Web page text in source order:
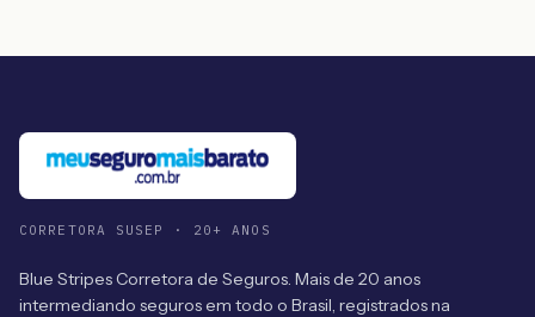
CORRETORA SUSEP · 20+ ANOS
Blue Stripes Corretora de Seguros. Mais de 20 anos
intermediando seguros em todo o Brasil, registrados na